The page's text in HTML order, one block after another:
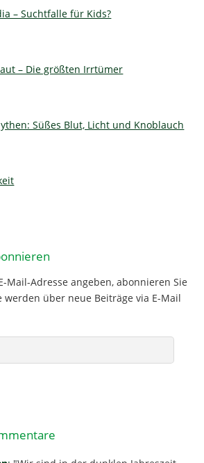
– Suchtfalle für Kids?
– Die größten Irrtümer
Süßes Blut, Licht und Knoblauch
Mail-Adresse angeben, abonnieren Sie
werden über neue Beiträge via E-Mail